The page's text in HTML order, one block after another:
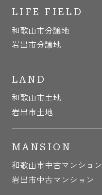
LIFE FIELD
和歌山市分譲地
岩出市分譲地
LAND
和歌山市土地
岩出市土地
MANSION
和歌山市中古マンション
岩出市中古マンション